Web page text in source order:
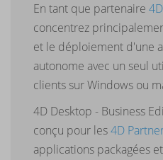
En tant que partenaire
concentrez
et le déploiement d'une
autonome avec un seul
clients sur Windows ou
4D Desktop - Business
conçu pour les4D
applications packagées